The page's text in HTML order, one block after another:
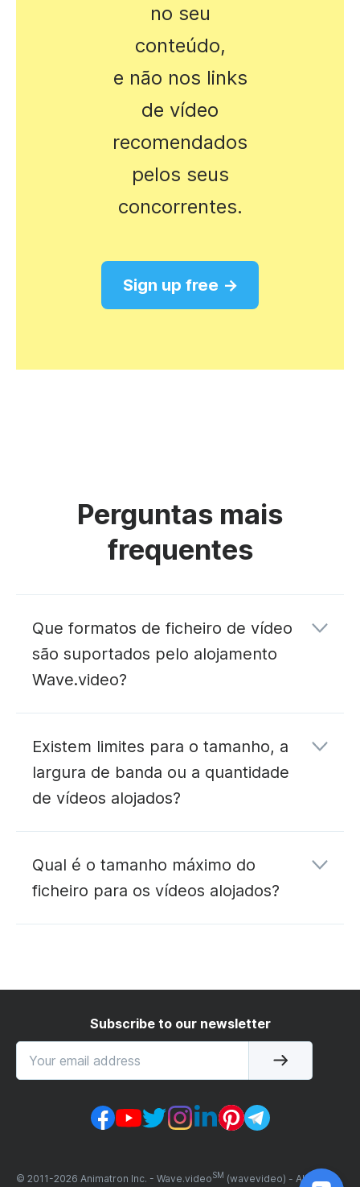
no seu
conteúdo,
e não nos links
de vídeo
recomendados
pelos seus
concorrentes.
Sign up free →
Perguntas mais
frequentes
Que formatos de ficheiro de vídeo
são suportados pelo alojamento
Wave.video?
Existem limites para o tamanho, a
largura de banda ou a quantidade
de vídeos alojados?
O plano Creator
o plano Business
Qual é o tamanho máximo do
ficheiro para os vídeos alojados?
Subscribe to our newsletter
© 2011-2026 Animatron Inc. - Wave.videoSM (wavevideo) - All rights